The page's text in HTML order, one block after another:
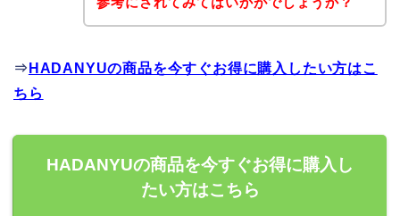
⇒ HADANYUの商品を今すぐお得に購入したい方はこ
ちら
HADANYUの商品を今すぐお得に購入し
たい方はこちら